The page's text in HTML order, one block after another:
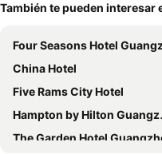
También te pueden interesar
Four Seasons Hotel
China Hotel
Five Rams City Hotel
Hampton by Hilton Guangzhou Zhujiang New Town
The Garden Hotel